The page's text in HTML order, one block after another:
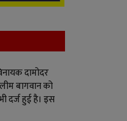
दामोदर
बागवान को
दर्ज हुई है। इस